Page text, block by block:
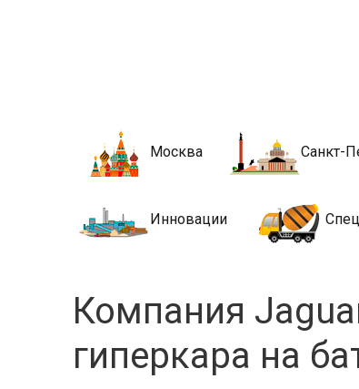
Новости
Москва Санкт-
Инновации
Компания
гиперкара на